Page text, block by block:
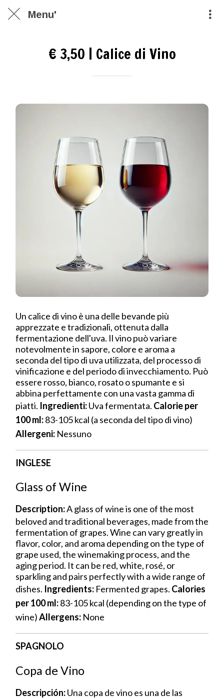
Menu'
€ 3,50 | Calice di Vino
Un calice di vino è una delle bevande più
apprezzate e tradizionali, ottenuta dalla
fermentazione dell'uva. Il vino può variare
notevolmente in sapore, colore e aroma a
seconda del tipo di uva utilizzata, del processo di
vinificazione e del periodo di invecchiamento. Può
essere rosso, bianco, rosato o spumante e si
abbina perfettamente con una vasta gamma di
piatti. Ingredienti:Uva fermentata. Calorie per
100 ml:83-105 kcal (a seconda del tipo di vino)
Allergeni: Nessuno
INGLESE
Glass of Wine
Description:A glass of wine is one of the most
beloved and traditional beverages, made from the
fermentation of grapes. Wine can vary greatly in
flavor, color, and aroma depending on the type of
grape used, the winemaking process, and the
aging period. It can be red, white, rosé, or
sparkling and pairs perfectly with a wide range of
dishes. Ingredients: Fermented grapes. Calories
per 100 ml:83-105 kcal (depending on the type of
wine)Allergens: None
SPAGNOLO
Copa de Vino
Descripción:Una copa de vino es una de las